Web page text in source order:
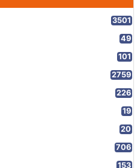
3501
49
101
2759
226
19
20
706
153